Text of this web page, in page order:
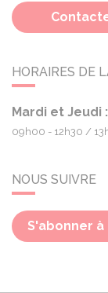
HORAIRES DE
Mardi et Jeudi :
09h00 - 12h30
NOUS SUIVRE
S'abonner